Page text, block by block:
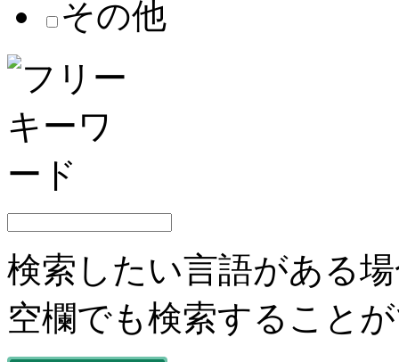
その他
検索したい言語がある
空欄でも検索すること